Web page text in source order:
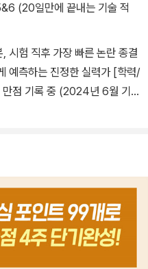
(20일만에 끝내는 기술 적
하는 진정한 실력가 [학력/
점 기록 중 (2024년 6월 기
빠른 논란 종결 라이브 진행 -
강의 100회이상 진행 - (전) 영
스텔라'해설, '해석 없이 푸는
최다 수강생 보유 (2019-20
- 한국 외국어 대학교 TESOL
중앙대학교 영어영문학과 졸업